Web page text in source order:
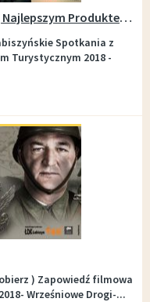
Łabiszyńskie Spotkania z Historią Najlepszym Produktem Turystycznym 2018
Spotkania z
Turystycznym 2018 -
) Zapowiedź filmowa
Wrześniowe Drogi-...